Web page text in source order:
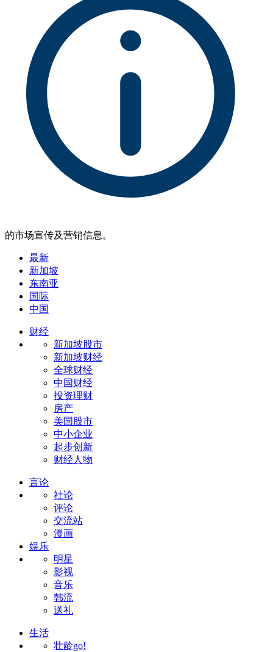
的市场宣传及营销信息。
最新
新加坡
东南亚
国际
中国
财经
新加坡股市
新加坡财经
全球财经
中国财经
投资理财
房产
美国股市
中小企业
起步创新
财经人物
言论
社论
评论
交流站
漫画
娱乐
明星
影视
音乐
韩流
送礼
生活
壮龄go!